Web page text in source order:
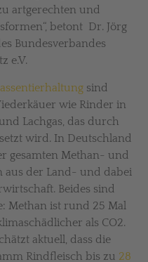
artgerechten und
betont Dr. Jörg
Bundesverbandes
e.V.
sind
wie Rinder in
Lachgas, das durch
wird. In Deutschland
gesamten Methan- und
aus der Land- und dabei
Beides sind
Methan ist rund 25 Mal
als CO2.
aktuell, dass die
Rindfleisch bis zu 28